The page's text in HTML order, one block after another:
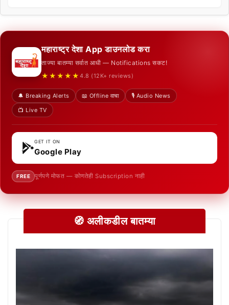
महाराष्ट्र देशा App डाउनलोड करा
ताज्या बातम्या सर्वात आधी — Notifications सकट!
★★★★★ 4.8 (12K+ reviews)
🔔 Breaking Alerts 📖 Offline वाचा
🎙️ Audio News
📺 Live TV
GET IT ON
Google Play
FREE पूर्णपणे मोफत — कोणतेही Subscription नाही
🧭 अलीकडील बातम्या